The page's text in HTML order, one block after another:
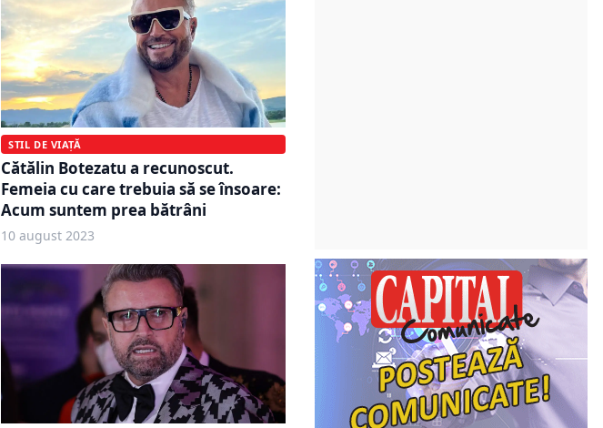
STIL DE VIAȚĂ
Cătălin Botezatu a recunoscut.
Femeia cu care trebuia să se însoare:
Acum suntem prea bătrâni
10 august 2023